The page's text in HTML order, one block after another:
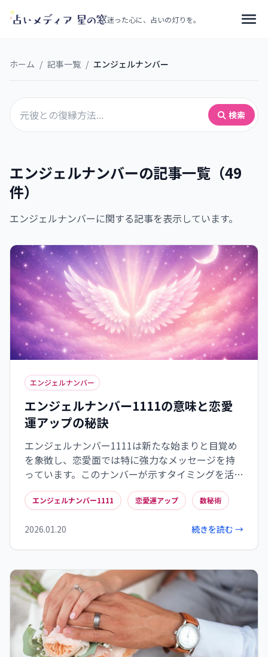
迷った心に、占いの灯りを。
ホーム / 記事一覧 / エンジェルナンバー
検索
エンジェルナンバーの記事一覧（49
件）
エンジェルナンバーに関する記事を表示しています。
エンジェルナンバー
エンジェルナンバー1111の意味と恋愛
運アップの秘訣
エンジェルナンバー1111は新たな始まりと目覚め
を象徴し、恋愛面では特に強力なメッセージを持
っています。このナンバーが示すタイミングを活か
すには、具体的な理想のパートナー像を描き、過
去の執着を手放す思考法が効果的です。数秘術的に
ンバーを持つ人との相性が良いとされています。日
常生活では11分間の瞑想やアファメーション、ク
れることで、恋愛運アップにつながるでしょう。
エンジェルナンバー1111 恋愛運アップ 数秘術
2026.01.20 続きを読む →